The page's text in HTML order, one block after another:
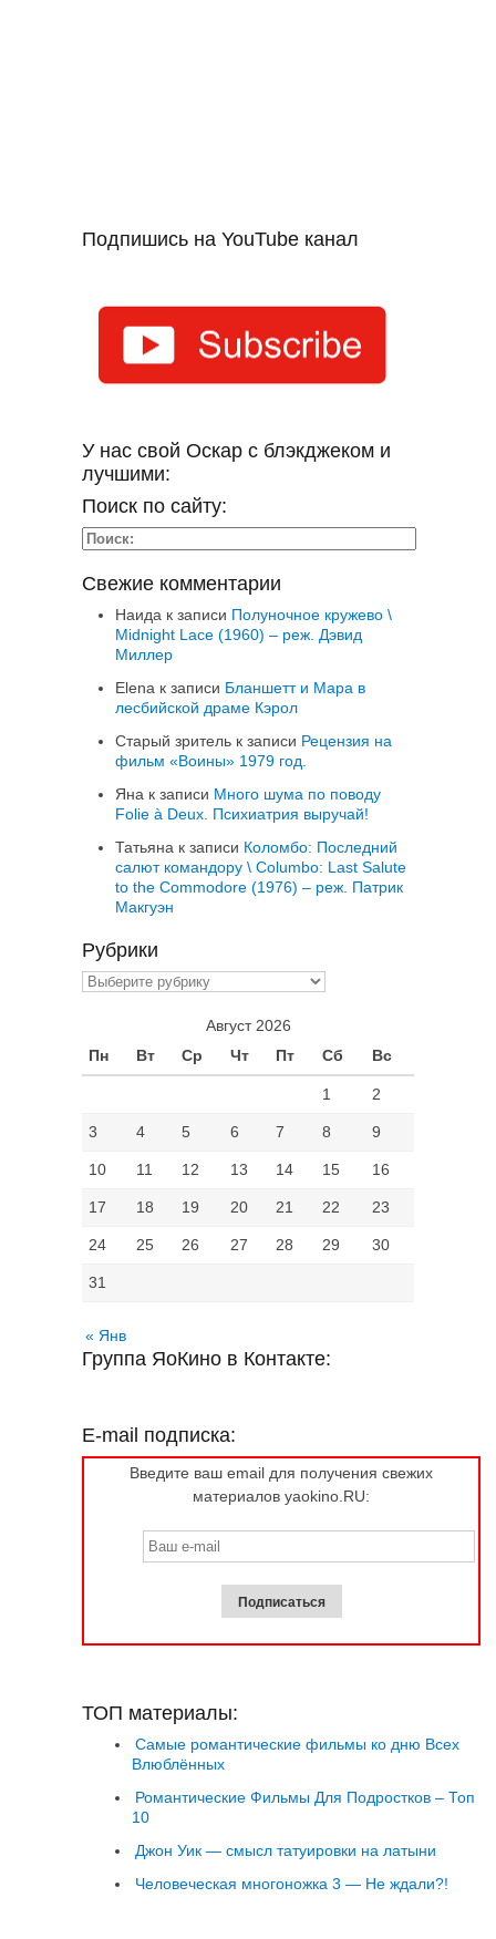
Подпишись на YouTube канал
У нас свой Оскар с блэкджеком и
лучшими:
Поиск по сайту:
Свежие комментарии
Наида к записи Полуночное кружево \
Midnight Lace (1960) – реж. Дэвид
Миллер
Elena к записи Бланшетт и Мара в
лесбийской драме Кэрол
Старый зритель к записи Рецензия на
фильм «Воины» 1979 год.
Яна к записи Много шума по поводу
Folie à Deux. Психиатрия выручай!
Татьяна к записи Коломбо: Последний
салют командору \ Columbo: Last Salute
to the Commodore (1976) – реж. Патрик
Макгуэн
Рубрики
Рубрики
Август 2026
Пн
Вт Ср Чт Пт Сб Вс
1 2
3 4 5 6 7 8 9
10 11 12 13 14 15 16
17 18 19 20 21 22 23
24 25 26 27 28 29 30
31
« Янв
Группа ЯоКино в Контакте:
E-mail подписка:
Введите ваш email для получения свежих
материалов yaokino.RU:
ТОП материалы:
Самые романтические фильмы ко дню Всех
Влюблённых
Романтические Фильмы Для Подростков – Топ
10
Джон Уик — смысл татуировки на латыни
Человеческая многоножка 3 — Не ждали?!